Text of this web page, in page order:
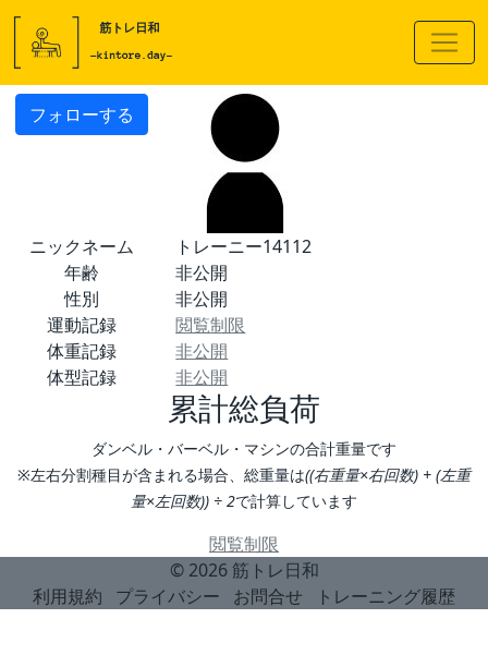
フォローする
ニックネーム
トレーニー14112
年齢
非公開
性別
非公開
運動記録
閲覧制限
体重記録
非公開
体型記録
非公開
累計総負荷
ダンベル・バーベル・マシンの合計重量です
※左右分割種目が含まれる場合、総重量は((右重量×右回数) + (左重
量×左回数)) ÷ 2で計算しています
閲覧制限
© 2026 筋トレ日和
利用規約
プライバシー お問合せ トレーニング履歴